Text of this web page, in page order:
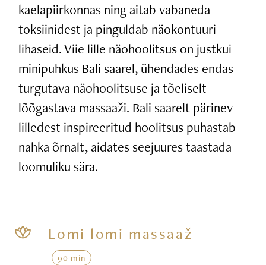
kaelapiirkonnas ning aitab vabaneda
toksiinidest ja pinguldab näokontuuri
lihaseid. Viie lille näohoolitsus on justkui
minipuhkus Bali saarel, ühendades endas
turgutava näohoolitsuse ja tõeliselt
lõõgastava massaaži. Bali saarelt pärinev
lilledest inspireeritud hoolitsus puhastab
nahka õrnalt, aidates seejuures taastada
loomuliku sära.
Lomi lomi massaaž
90 min